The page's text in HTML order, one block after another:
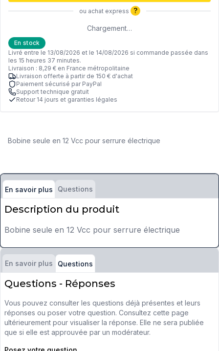
ou achat express ?
Chargement…
En stock
Livré entre le 13/08/2026 et le 14/08/2026 si commande passée dans
les 15 heures 37 minutes.
Livraison : 8,29 € en France métropolitaine
Livraison offerte à partir de 150 € d'achat
Paiement sécurisé par PayPal
Support technique gratuit
Retour 14 jours et garanties légales
Bobine seule en 12 Vcc pour serrure électrique
En savoir plus Questions
Description du produit
Bobine seule en 12 Vcc pour serrure électrique
En savoir plus Questions
Questions - Réponses
Vous pouvez consulter les questions déjà présentes et leurs
réponses ou poser votre question. Consultez cette page
ultérieurement pour visualiser la réponse. Elle ne sera publiée
que si elle est approuvée par un modérateur.